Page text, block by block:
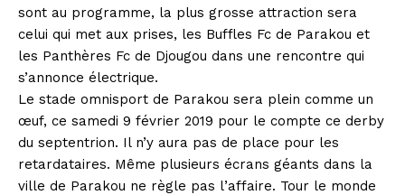
sont au programme, la plus grosse attraction sera
celui qui met aux prises, les Buffles Fc de Parakou et
les Panthères Fc de Djougou dans une rencontre qui
s’annonce électrique.
Le stade omnisport de Parakou sera plein comme un
œuf, ce samedi 9 février 2019 pour le compte ce derby
du septentrion. Il n’y aura pas de place pour les
retardataires. Même plusieurs écrans géants dans la
ville de Parakou ne règle pas l’affaire. Tour le monde